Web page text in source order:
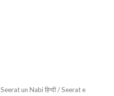
Seerat un Nabi हिन्दी/ Seerat e